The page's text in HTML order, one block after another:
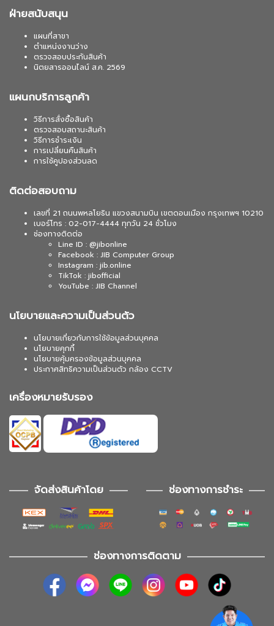
ฝ่ายสนับสนุน
แผนที่สาขา
ตำแหน่งงานว่าง
ตรวจสอบประกันสินค้า
นิตยสารออนไลน์ ส.ค. 2569
แผนกบริการลูกค้า
วิธีการสั่งซื้อสินค้า
ตรวจสอบสถานะสินค้า
วิธีการชำระเงิน
การเปลี่ยนคืนสินค้า
การใช้คูปองส่วนลด
ติดต่อสอบถาม
เลขที่ 21 ถนนพหลโยธิน แขวงสนามบิน เขตดอนเมือง กรุงเทพฯ 10210
เบอร์โทร : 02-017-4444 ทุกวัน 24 ชั่วโมง
ช่องทางติดต่อ
Line ID : @jibonline
Facebook : JIB Computer Group
Instagram : jib.online
TikTok : jibofficial
YouTube : JIB Channel
นโยบายและความเป็นส่วนตัว
นโยบายเกี่ยวกับการใช้ข้อมูลส่วนบุคคล
นโยบายคุกกี้
นโยบายคุ้มครองข้อมูลส่วนบุคคล
ประกาศสิทธิความเป็นส่วนตัว กล้อง CCTV
เครื่องหมายรับรอง
จัดส่งสินค้าโดย ช่องทางการชำระ
ช่องทางการติดตาม